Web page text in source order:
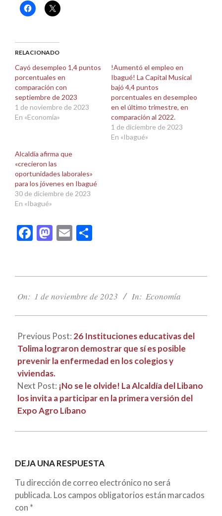
Haz
clic
(Se
abre
una
ventana
nueva)
Haz
clic
(Se
abre
una
ventana
nueva)
RELACIONADO
Cayó desempleo 1,4 puntos
porcentuales en
comparación con
septiembre de 2023
1 de noviembre de 2023
En «Economía»
!Aumentó el empleo en
Ibagué! La Capital Musical
bajó 4,4 puntos
porcentuales en desempleo
en el último trimestre, en
comparación al 2022.
1 de diciembre de 2023
En «Ibagué»
Alcaldía afirma que
«crecieron las
oportunidades laborales»
para los jóvenes en Ibagué
30 de diciembre de 2023
En «Ibagué»
Facebook
Mastodon
Email
11-
On: 1 de noviembre de 2023 In: Economía
Previous Post: 26 Instituciones educativas del
Tolima lograron demostrar que sí es posible
prevenir la enfermedad en los colegios y
viviendas.
Next Post: ¡No se le olvide! La Alcaldía del Libano
los invita a participar en la primera versión del
Expo Agro Líbano
DEJA UNA RESPUESTA
Tu dirección de correo electrónico no será
publicada. Los campos obligatorios están marcados
con *